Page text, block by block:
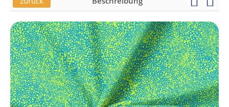
Skip
to
the
end
of
the
images
gallery
Skip
to
the
beginning
of
the
images
gallery